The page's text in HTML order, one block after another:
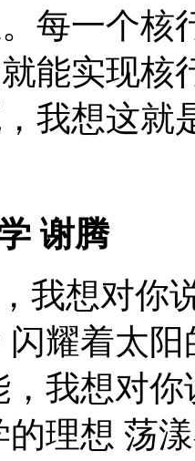
每一个核
能实现核
我想这就
谢腾
我想对你
闪耀着太阳
，我想对你
的理想 荡